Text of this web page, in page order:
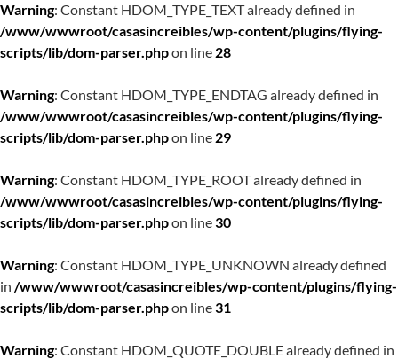
Warning: Constant HDOM_TYPE_TEXT already defined in
/www/wwwroot/casasincreibles/wp-content/plugins/flying-
scripts/lib/dom-parser.phpon line 28
Warning: Constant HDOM_TYPE_ENDTAG already defined in
/www/wwwroot/casasincreibles/wp-content/plugins/flying-
scripts/lib/dom-parser.phpon line 29
Warning: Constant HDOM_TYPE_ROOT already defined in
/www/wwwroot/casasincreibles/wp-content/plugins/flying-
scripts/lib/dom-parser.phpon line30
Warning: Constant HDOM_TYPE_UNKNOWN already defined
in /www/wwwroot/casasincreibles/wp-content/plugins/flying-
scripts/lib/dom-parser.phpon line31
Warning: Constant HDOM_QUOTE_DOUBLE already defined in